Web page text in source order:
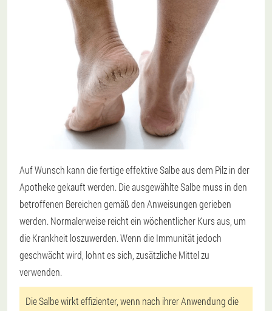
Auf Wunsch kann die fertige effektive Salbe aus dem Pilz in der
Apotheke gekauft werden. Die ausgewählte Salbe muss in den
betroffenen Bereichen gemäß den Anweisungen gerieben
werden. Normalerweise reicht ein wöchentlicher Kurs aus, um
die Krankheit loszuwerden. Wenn die Immunität jedoch
geschwächt wird, lohnt es sich, zusätzliche Mittel zu
verwenden.
Die Salbe wirkt effizienter, wenn nach ihrer Anwendung die